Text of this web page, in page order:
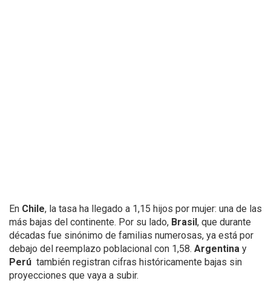
En Chile, la tasa ha llegado a 1,15 hijos por mujer: una de las
más bajas del continente. Por su lado, Brasil, que durante
décadas fue sinónimo de familias numerosas, ya está por
debajo del reemplazo poblacional con 1,58. Argentina y
Perú también registran cifras históricamente bajas sin
proyecciones que vaya a subir.